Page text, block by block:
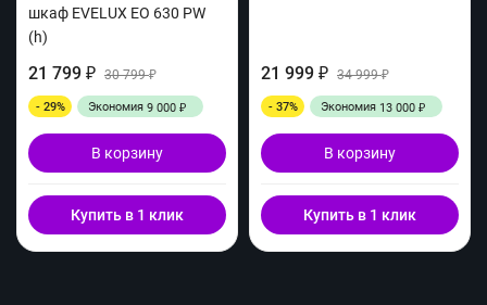
шкаф EVELUX EO 630 PW
(h)
21 799 ₽ 30 799₽
- 29% Экономия 9 000 ₽
В корзину
Купить в 1 клик
21 999 ₽ 34 999₽
- 37% Экономия 13 000 ₽
В корзину
Купить в 1 клик